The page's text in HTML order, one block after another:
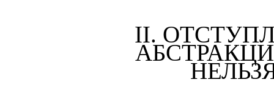
II.